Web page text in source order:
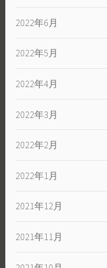
2022年6月
2022年5月
2022年4月
2022年3月
2022年2月
2022年1月
2021年12月
2021年11月